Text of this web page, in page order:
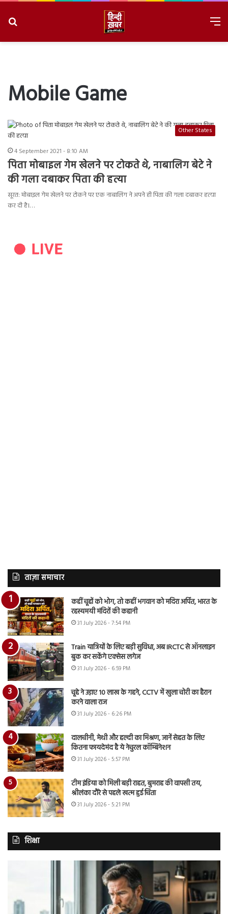
Mobile Game
Other States
4 September 2021 - 8:10 AM
पिता मोबाइल गेम खेलने पर टोकते थे, नाबालिग बेटे ने
की गला दबाकर पिता की हत्या
सूरत: मोबाइल गेम खेलने पर टोकने पर एक नाबालिग ने अपने ही पिता की गला दबाकर हत्या
कर दी है।…
ताज़ा समाचार
कहीं चूहों को भोग, तो कहीं भगवान को मदिरा अर्पित, भारत के
रहस्यमयी मंदिरों की कहानी
31 July 2026 - 7:54 PM
Train यात्रियों के लिए बड़ी सुविधा, अब IRCTC से ऑनलाइन
बुक कर सकेंगे एक्सेस लगेज
31 July 2026 - 6:59 PM
चूहे ने उड़ाए 10 लाख के गहने, CCTV में खुला चोरी का हैरान
करने वाला राज
31 July 2026 - 6:26 PM
दालचीनी, मेथी और हल्दी का मिश्रण, जानें सेहत के लिए
कितना फायदेमंद है ये नेचुरल कॉम्बिनेशन
31 July 2026 - 5:57 PM
टीम इंडिया को मिली बड़ी राहत, बुमराह की वापसी तय,
श्रीलंका दौरे से पहले खत्म हुई चिंता
31 July 2026 - 5:21 PM
शिक्षा